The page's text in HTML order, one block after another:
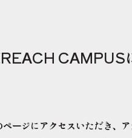
CAMPUS
ページにアクセスいただき、